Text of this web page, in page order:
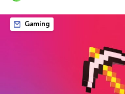
Gaming